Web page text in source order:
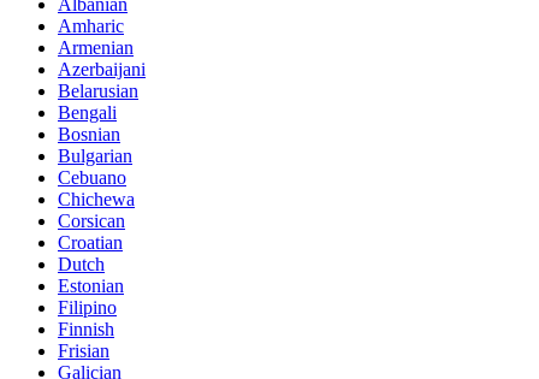
Amharic
Armenian
Azerbaijani
Belarusian
Bengali
Bosnian
Bulgarian
Cebuano
Chichewa
Corsican
Croatian
Dutch
Estonian
Filipino
Finnish
Frisian
Galician